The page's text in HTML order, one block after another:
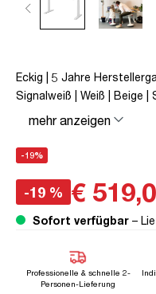
Eckig | 5 Jahre
Signalweiß | Weiß | Beige
unmontiert | Pitino | bis
Ergonomie | TÜV©
Elektrisch
mehr anzeigen
-19%
-19 % €
Sofort verfügbar –
Professionelle & schnelle 2-
Personen-Lieferung